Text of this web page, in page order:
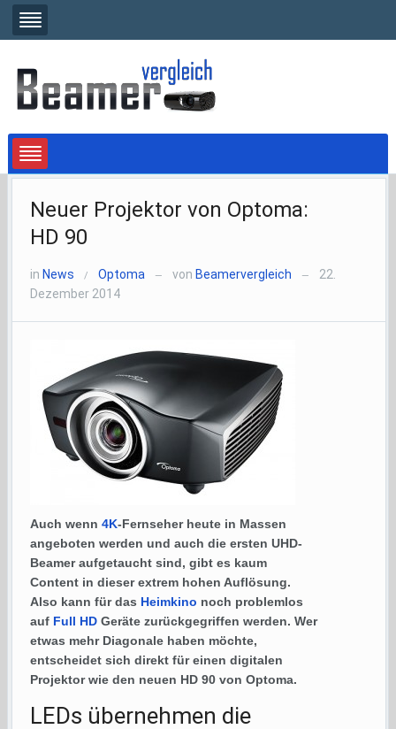
Neuer Projektor von Optoma:
HD 90
in News / Optoma — von Beamervergleich —
22.
Dezember 2014
Auch wenn4K-Fernseher heute in Massen
angeboten werden und auch die ersten UHD-
Beamer aufgetaucht sind, gibt es kaum
Content in dieser extrem hohen Auflösung.
Also kann für das Heimkino noch problemlos
auf Full HD Geräte zurückgegriffen werden. Wer
etwas mehr Diagonale haben möchte,
entscheidet sich direkt für einen digitalen
Projektor wie den neuen HD 90 von Optoma.
LEDs übernehmen die